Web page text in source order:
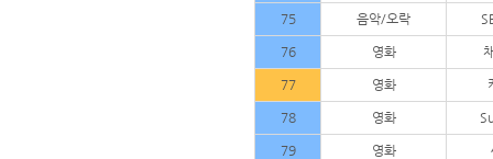
75 음악/오락
76 영화
77 영화
78 영화
79 영화